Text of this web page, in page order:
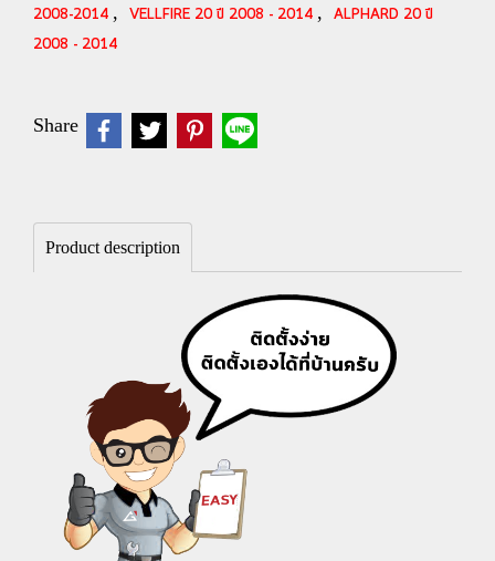
2008-2014 , VELLFIRE 20 ปี 2008 - 2014 , ALPHARD 20 ปี
2008 - 2014
Share
Product description